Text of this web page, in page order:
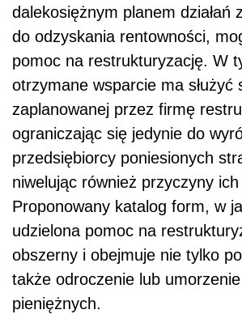
dalekosiężnym planem działań
do odzyskania rentowności,
pomoc na restrukturyzację. W
otrzymane wsparcie ma służyć
zaplanowanej przez firmę
ograniczając się jedynie do
przedsiębiorcy poniesionych
niwelując również przyczyny
Proponowany katalog form, w
udzielona pomoc na
obszerny i obejmuje nie tylko
także odroczenie lub
pieniężnych.